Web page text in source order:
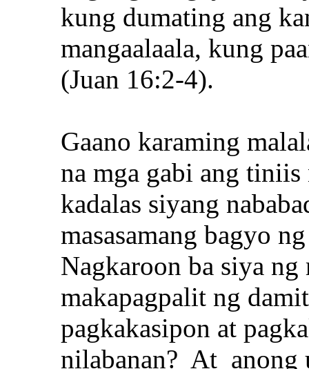
kung dumating ang
mangaalaala, kung
(Juan 16:2-4).
Gaano karaming
na mga gabi ang tiniis
kadalas siyang
masasamang bagyo
Nagkaroon ba siya
makapagpalit ng
pagkakasipon at
nilabanan? At anong